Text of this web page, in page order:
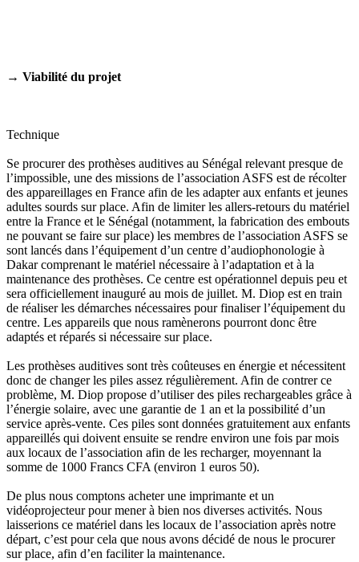
→ Viabilité du projet
Technique
Se procurer des prothèses auditives au Sénégal relevant presque de
l’impossible, une des missions de l’association ASFS est de récolter
des appareillages en France afin de les adapter aux enfants et jeunes
adultes sourds sur place. Afin de limiter les allers-retours du matériel
entre la France et le Sénégal (notamment, la fabrication des embouts
ne pouvant se faire sur place) les membres de l’association ASFS se
sont lancés dans l’équipement d’un centre d’audiophonologie à
Dakar comprenant le matériel nécessaire à l’adaptation et à la
maintenance des prothèses. Ce centre est opérationnel depuis peu et
sera officiellement inauguré au mois de juillet. M. Diop est en train
de réaliser les démarches nécessaires pour finaliser l’équipement du
centre. Les appareils que nous ramènerons pourront donc être
adaptés et réparés si nécessaire sur place.
Les prothèses auditives sont très coûteuses en énergie et nécessitent
donc de changer les piles assez régulièrement. Afin de contrer ce
problème, M. Diop propose d’utiliser des piles rechargeables grâce à
l’énergie solaire, avec une garantie de 1 an et la possibilité d’un
service après-vente. Ces piles sont données gratuitement aux enfants
appareillés qui doivent ensuite se rendre environ une fois par mois
aux locaux de l’association afin de les recharger, moyennant la
somme de 1000 Francs CFA (environ 1 euros 50).
De plus nous comptons acheter une imprimante et un
vidéoprojecteur pour mener à bien nos diverses activités. Nous
laisserions ce matériel dans les locaux de l’association après notre
départ, c’est pour cela que nous avons décidé de nous le procurer
sur place, afin d’en faciliter la maintenance.